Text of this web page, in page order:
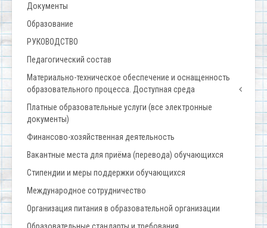
Документы
Образование
РУКОВОДСТВО
Педагогический состав
Материально-техническое обеспечение и оснащенность
образовательного процесса. Доступная среда
Платные образовательные услуги (все электронные
документы)
Финансово-хозяйственная деятельность
Вакантные места для приёма (перевода) обучающихся
Стипендии и меры поддержки обучающихся
Международное сотрудничество
Организация питания в образовательной организации
Образовательные стандарты и требования